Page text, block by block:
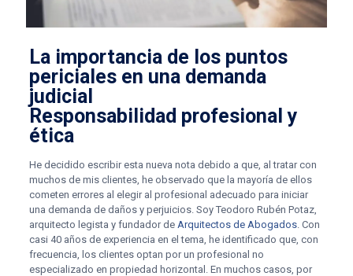
La importancia de los puntos
periciales en una demanda
judicial
Responsabilidad profesional y
ética
He decidido escribir esta nueva nota debido a que, al tratar con
muchos de mis clientes, he observado que la mayoría de ellos
cometen errores al elegir al profesional adecuado para iniciar
una demanda de daños y perjuicios. Soy Teodoro Rubén Potaz,
arquitecto legista y fundador de Arquitectos de Abogados. Con
casi 40 años de experiencia en el tema, he identificado que, con
frecuencia, los clientes optan por un profesional no
especializado en propiedad horizontal. En muchos casos, por